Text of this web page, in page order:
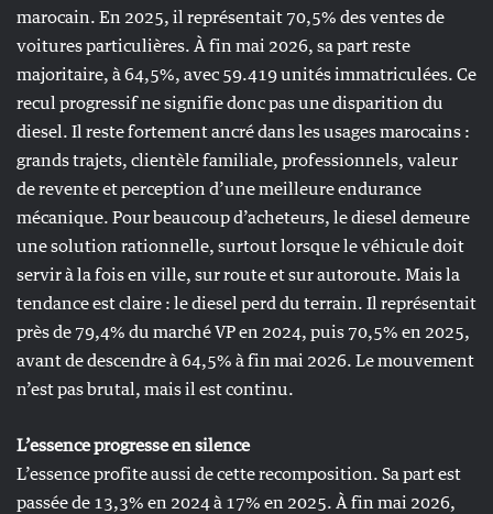
marocain. En 2025, il représentait 70,5% des ventes de
voitures particulières. À fin mai 2026, sa part reste
majoritaire, à 64,5%, avec 59.419 unités immatriculées. Ce
recul progressif ne signifie donc pas une disparition du
diesel. Il reste fortement ancré dans les usages marocains :
grands trajets, clientèle familiale, professionnels, valeur
de revente et perception d’une meilleure endurance
mécanique. Pour beaucoup d’acheteurs, le diesel demeure
une solution rationnelle, surtout lorsque le véhicule doit
servir à la fois en ville, sur route et sur autoroute. Mais la
tendance est claire : le diesel perd du terrain. Il représentait
près de 79,4% du marché VP en 2024, puis 70,5% en 2025,
avant de descendre à 64,5% à fin mai 2026. Le mouvement
n’est pas brutal, mais il est continu.
L’essence progresse en silence
L’essence profite aussi de cette recomposition. Sa part est
passée de 13,3% en 2024 à 17% en 2025. À fin mai 2026,